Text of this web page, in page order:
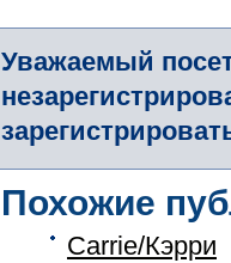
Уважаемый
Похожие
Carrie/Кэрри